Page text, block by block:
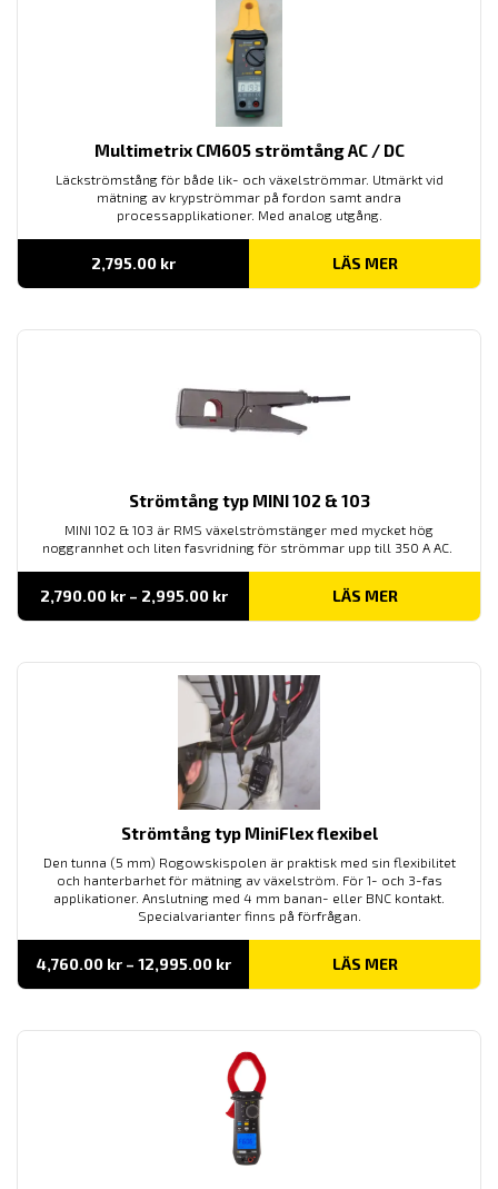
Multimetrix CM605 strömtång AC / DC
Läckströmstång för både lik- och växelströmmar. Utmärkt vid
mätning av krypströmmar på fordon samt andra
processapplikationer. Med analog utgång.
2,795.00 kr LÄS MER
Strömtång typ MINI 102 & 103
MINI 102 & 103 är RMS växelströmstänger med mycket hög
noggrannhet och liten fasvridning för strömmar upp till 350 A AC.
2,790.00 kr – 2,995.00 krPrisintervall:
till
LÄS MER
Strömtång typ MiniFlex flexibel
Den tunna (5 mm) Rogowskispolen är praktisk med sin flexibilitet
och hanterbarhet för mätning av växelström. För 1- och 3-fas
applikationer. Anslutning med 4 mm banan- eller BNC kontakt.
Specialvarianter finns på förfrågan.
4,760.00 kr – 12,995.00 krPrisintervall:
till
LÄS MER